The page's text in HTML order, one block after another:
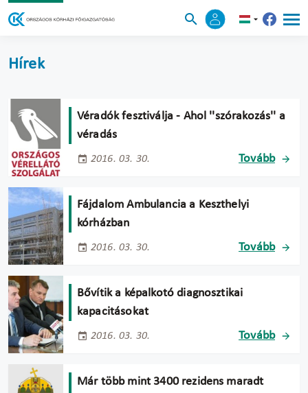
Hírek
Véradók fesztiválja - Ahol ''szórakozás'' a
véradás
2016. 03. 30. Tovább
Fájdalom Ambulancia a Keszthelyi
kórházban
2016. 03. 30. Tovább
Bővítik a képalkotó diagnosztikai
kapacitásokat
2016. 03. 30. Tovább
Már több mint 3400 rezidens maradt